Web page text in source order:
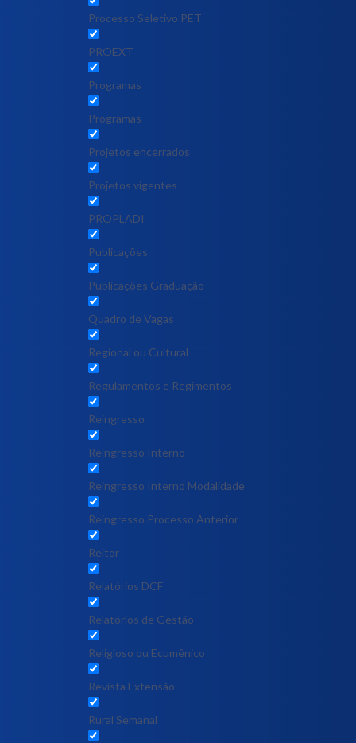
Processo Seletivo PET
PROEXT
Programas
Programas
Projetos encerrados
Projetos vigentes
PROPLADI
Publicações
Publicações Graduação
Quadro de Vagas
Regional ou Cultural
Regulamentos e Regimentos
Reingresso
Reingresso Interno
Reingresso Interno Modalidade
Reingresso Processo Anterior
Reitor
Relatórios DCF
Relatórios de Gestão
Religioso ou Ecumênico
Revista Extensão
Rural Semanal